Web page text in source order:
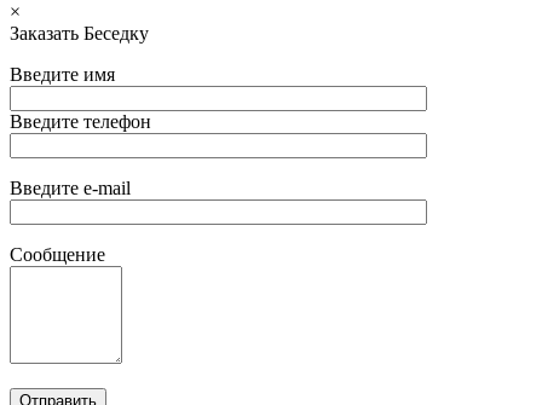
×
Заказать Беседку
Введите имя
Введите телефон
Введите e-mail
Сообщение